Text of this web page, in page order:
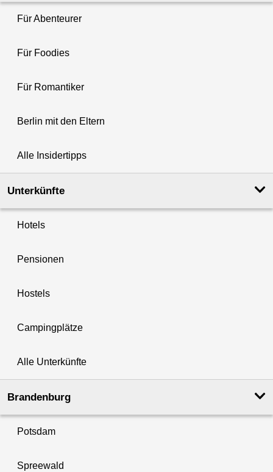
Für Abenteurer
Für Foodies
Für Romantiker
Berlin mit den Eltern
Alle Insidertipps
Unterkünfte
Hotels
Pensionen
Hostels
Campingplätze
Alle Unterkünfte
Brandenburg
Potsdam
Spreewald